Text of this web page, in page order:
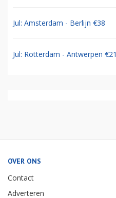
Jul: Amsterdam - Berlijn €38
Jul: Rotterdam - Antwerpen €21
OVER ONS
Contact
Adverteren